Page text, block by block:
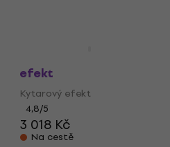
efekt
Kytarový efekt
4,8/5
3 018 Kč
Na cestě